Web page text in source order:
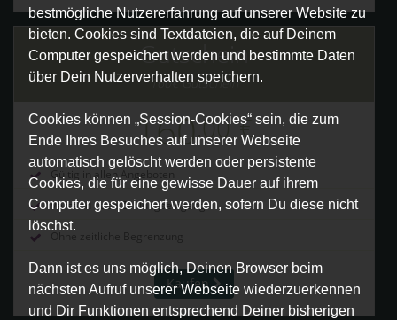
bestmögliche Nutzererfahrung auf unserer Website zu
bieten. Cookies sind Textdateien, die auf Deinem
Computer gespeichert werden und bestimmte Daten
über Dein Nutzerverhalten speichern.
Cookies können „Session-Cookies“ sein, die zum
Ende Ihres Besuches auf unserer Webseite
automatisch gelöscht werden oder persistente
Cookies, die für eine gewisse Dauer auf ihrem
Computer gespeichert werden, sofern Du diese nicht
löschst.
Dann ist es uns möglich, Deinen Browser beim
nächsten Aufruf unserer Webseite wiederzuerkennen
und Dir Funktionen entsprechend Deiner bisherigen
Gutschein
160€ Gutschein
160,00 €
Gültig in allen Angeboten
Versand nach Zahlungseingang
Ohne zeitliche Begrenzung
Kaufen